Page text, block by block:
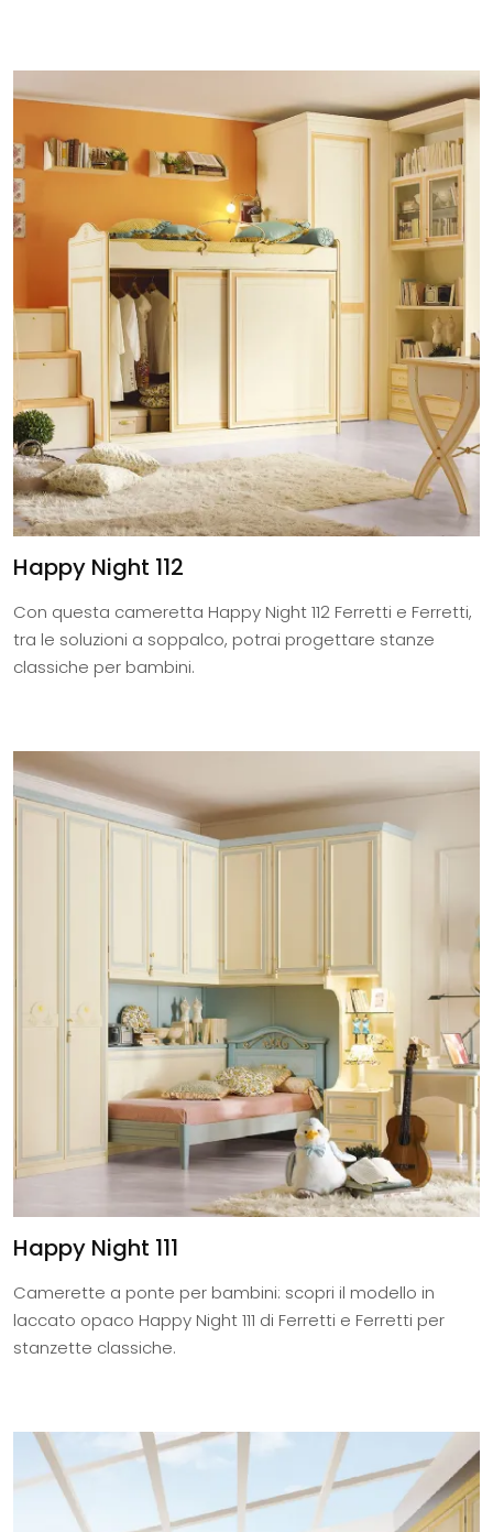
Happy Night 112
Con questa cameretta Happy Night 112 Ferretti e Ferretti,
tra le soluzioni a soppalco, potrai progettare stanze
classiche per bambini.
Happy Night 111
Camerette a ponte per bambini: scopri il modello in
laccato opaco Happy Night 111 di Ferretti e Ferretti per
stanzette classiche.